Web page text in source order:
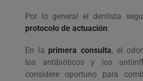
Por lo general el dentista
protocolo de actuación:
En la primera consulta, el
los antibióticos y los
considere oportuno para